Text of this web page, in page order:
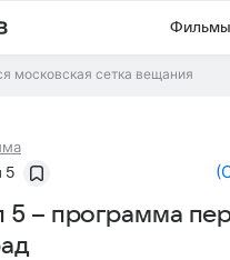
московская сетка вещания
5 (
5 – программа